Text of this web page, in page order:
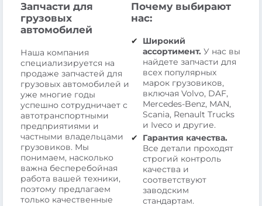
Запчасти для
грузовых
автомобилей
Наша компания
специализируется на
продаже запчастей для
грузовых автомобилей и
уже многие годы
успешно сотрудничает с
автотранспортными
предприятиями и
частными владельцами
грузовиков. Мы
понимаем, насколько
важна бесперебойная
работа вашей техники,
поэтому предлагаем
только качественные
Почему выбирают
нас:
Широкий
ассортимент. У нас вы
найдете запчасти для
всех популярных
марок грузовиков,
включая Volvo, DAF,
Mercedes-Benz, MAN,
Scania, Renault Trucks
и Iveco и другие.
Гарантия качества.
Все детали проходят
строгий контроль
качества и
соответствуют
заводским
стандартам.